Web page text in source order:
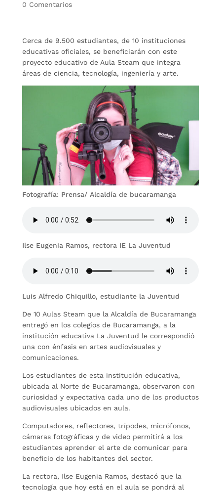
0 Comentarios
Cerca de 9.500 estudiantes, de 10 instituciones
educativas oficiales, se beneficiarán con este
proyecto educativo de Aula Steam que integra
áreas de ciencia, tecnología, ingeniería y arte.
Fotografía: Prensa/ Alcaldía de bucaramanga
Ilse Eugenia Ramos, rectora IE La Juventud
Luis Alfredo Chiquillo, estudiante la Juventud
De 10 Aulas Steam que la Alcaldía de Bucaramanga
entregó en los colegios de Bucaramanga, a la
institución educativa La Juventud le correspondió
una con énfasis en artes audiovisuales y
comunicaciones.
Los estudiantes de esta institución educativa,
ubicada al Norte de Bucaramanga, observaron con
curiosidad y expectativa cada uno de los productos
audiovisuales ubicados en aula.
Computadores, reflectores, trípodes, micrófonos,
cámaras fotográficas y de video permitirá a los
estudiantes aprender el arte de comunicar para
beneficio de los habitantes del sector.
La rectora, Ilse Eugenia Ramos, destacó que la
tecnología que hoy está en el aula se pondrá al